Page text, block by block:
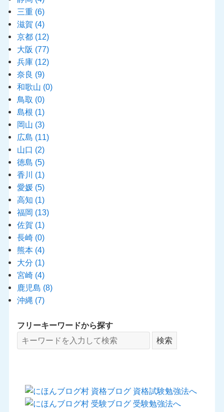
三重 (6)
滋賀 (4)
京都 (12)
大阪 (77)
兵庫 (12)
奈良 (9)
和歌山 (0)
鳥取 (0)
島根 (1)
岡山 (3)
広島 (11)
山口 (2)
徳島 (5)
香川 (1)
愛媛 (5)
高知 (1)
福岡 (13)
佐賀 (1)
長崎 (0)
熊本 (4)
大分 (1)
宮崎 (4)
鹿児島 (8)
沖縄 (7)
フリーキーワードから探す